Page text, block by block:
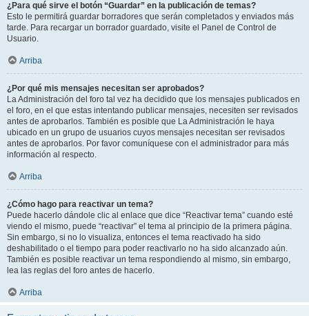
¿Para qué sirve el botón “Guardar” en la publicación de temas?
Esto le permitirá guardar borradores que serán completados y enviados más
tarde. Para recargar un borrador guardado, visite el Panel de Control de
Usuario.
Arriba
¿Por qué mis mensajes necesitan ser aprobados?
La Administración del foro tal vez ha decidido que los mensajes publicados en
el foro, en el que estas intentando publicar mensajes, necesiten ser revisados
antes de aprobarlos. También es posible que La Administración le haya
ubicado en un grupo de usuarios cuyos mensajes necesitan ser revisados
antes de aprobarlos. Por favor comuníquese con el administrador para más
información al respecto.
Arriba
¿Cómo hago para reactivar un tema?
Puede hacerlo dándole clic al enlace que dice “Reactivar tema” cuando esté
viendo el mismo, puede “reactivar” el tema al principio de la primera página.
Sin embargo, si no lo visualiza, entonces el tema reactivado ha sido
deshabilitado o el tiempo para poder reactivarlo no ha sido alcanzado aún.
También es posible reactivar un tema respondiendo al mismo, sin embargo,
lea las reglas del foro antes de hacerlo.
Arriba